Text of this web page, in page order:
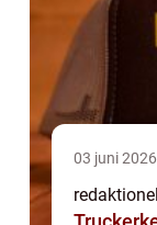
03 juni 2026
redaktionel